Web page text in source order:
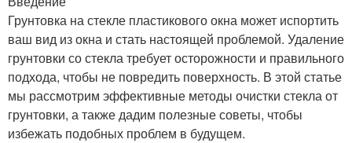
Грунтовка на стекле пластикового окна может испортить
ваш вид из окна и стать настоящей проблемой. Удаление
грунтовки со стекла требует осторожности и правильного
подхода, чтобы не повредить поверхность. В этой статье
мы рассмотрим эффективные методы очистки стекла от
грунтовки, а также дадим полезные советы, чтобы
избежать подобных проблем в будущем.